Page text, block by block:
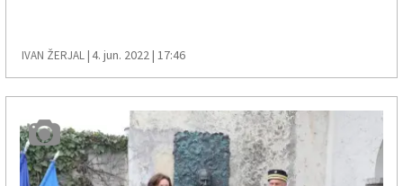
IVAN ŽERJAL |4. jun. 2022 | 17:46